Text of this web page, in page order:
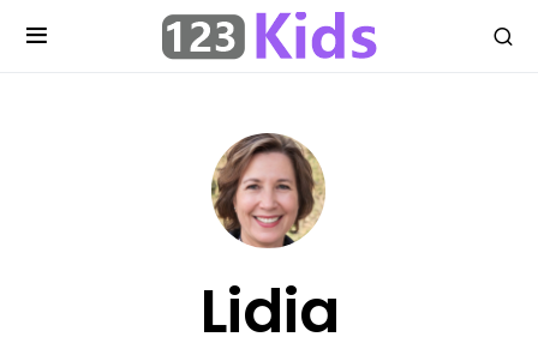
Lidia